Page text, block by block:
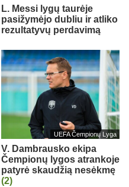
L. Messi lygų taurėje
pasižymėjo dubliu ir atliko
rezultatyvų perdavimą
UEFA Čempionų Lyga
V. Dambrausko ekipa
Čempionų lygos atrankoje
patyrė skaudžią nesėkmę
(2)